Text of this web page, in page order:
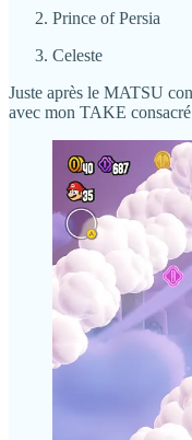
Prince of Persia
Celeste
Juste après le MATSU
avec mon TAKE